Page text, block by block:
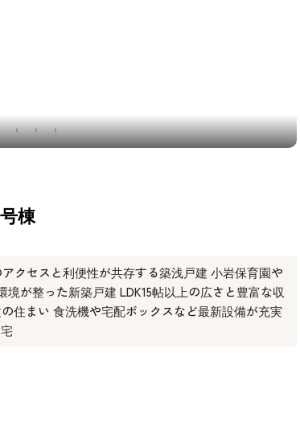
棟
クセスと利便性が共存する築浅戸建 小岩保育園や
が整った新築戸建 LDK15帖以上の広さと豊富な収
住まい 食洗機や宅配ボックスなど最新設備が充実